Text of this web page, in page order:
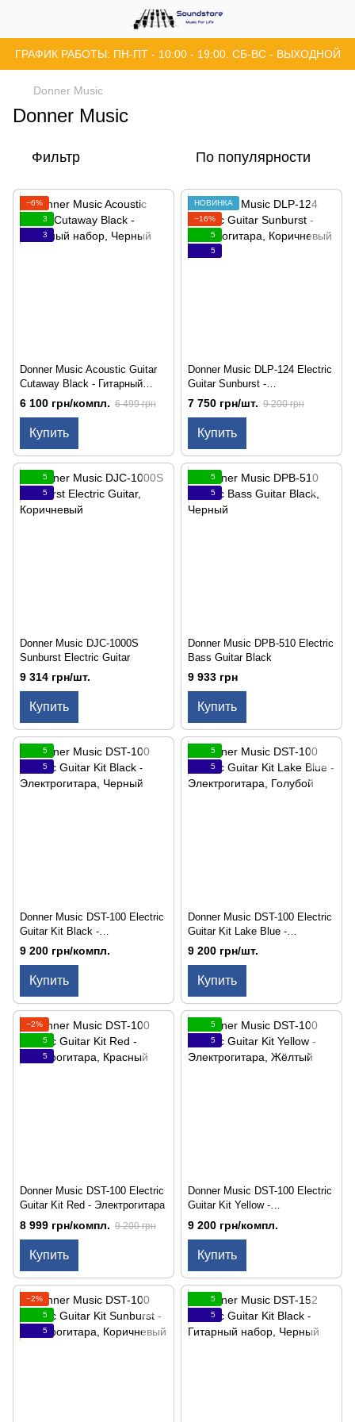
ГРАФИК РАБОТЫ: ПН-ПТ - 10:00 - 19:00. СБ-ВС - ВЫХОДНОЙ
Donner Music
Donner Music
Фильтр По популярности
−6%
3
3
Donner Music Acoustic Guitar
Cutaway Black - Гитарный
набор
6 100 грн/компл. 6 499 грн
Купить
НОВИНКА
−16%
5
5
Donner Music DLP-124 Electric
Guitar Sunburst -
электрогитара
7 750 грн/шт. 9 200 грн
Купить
5
5
Donner Music DJC-1000S
Sunburst Electric Guitar
9 314 грн/шт.
Купить
5
5
Donner Music DPB-510 Electric
Bass Guitar Black
9 933 грн
Купить
5
5
Donner Music DST-100 Electric
Guitar Kit Black -
Электрогитара
9 200 грн/компл.
Купить
5
5
Donner Music DST-100 Electric
Guitar Kit Lake Blue -
Электрогитара
9 200 грн/шт.
Купить
−2%
5
5
Donner Music DST-100 Electric
Guitar Kit Red - Электрогитара
8 999 грн/компл. 9 200 грн
Купить
5
5
Donner Music DST-100 Electric
Guitar Kit Yellow -
Электрогитара
9 200 грн/компл.
Купить
−2%
5
5
5
5